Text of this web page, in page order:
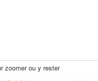
zoomer ou y rester